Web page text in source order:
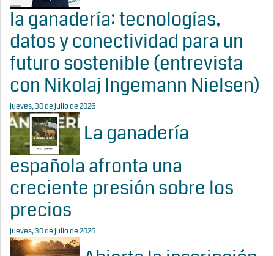
la ganadería: tecnologías,
datos y conectividad para un
futuro sostenible (entrevista
con Nikolaj Ingemann Nielsen)
jueves, 30 de julio de 2026
La ganadería
española afronta una
creciente presión sobre los
precios
jueves, 30 de julio de 2026